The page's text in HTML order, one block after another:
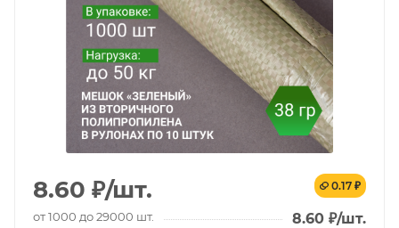
8.60 ₽/шт. 0.17 ₽
от 1000 до 29000 шт. 8.60 ₽/шт.